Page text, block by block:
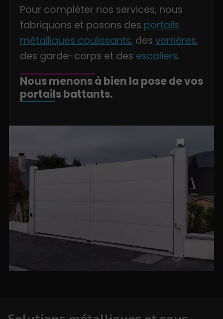
Pour compléter nos services, nous
fabriquons et posons des portails
métalliques coulissants, des verrières,
des garde-corps et des escaliers.
Nous menons à bien la pose de vos
portails battants.